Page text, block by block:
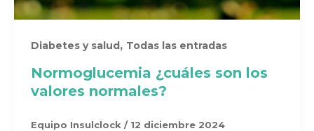
Diabetes y salud, Todas las entradas
Normoglucemia ¿cuáles son los
valores normales?
Equipo Insulclock / 12 diciembre 2024